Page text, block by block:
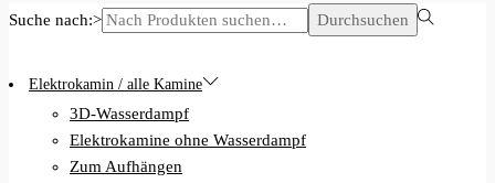
Suche nach:>
Durchsuchen
Elektrokamin / alle Kamine
3D-Wasserdampf
Elektrokamine ohne Wasserdampf
Zum Aufhängen